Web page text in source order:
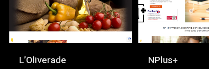
L’Oliverade NPlus+